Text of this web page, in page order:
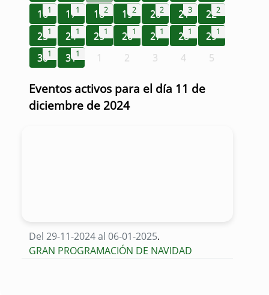
161 171 182 192 202 213 222
231 241 251 261 271 281 291
301 311 1 2 3 4 5
Eventos activos para el día 11 de
diciembre de 2024
Del 29-11-2024 al 06-01-2025.
GRAN PROGRAMACIÓN DE NAVIDAD